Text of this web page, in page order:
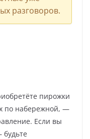
разговоров.
пирожки
по набережной, —
Если вы